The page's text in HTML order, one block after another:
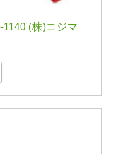
(株)コジマ